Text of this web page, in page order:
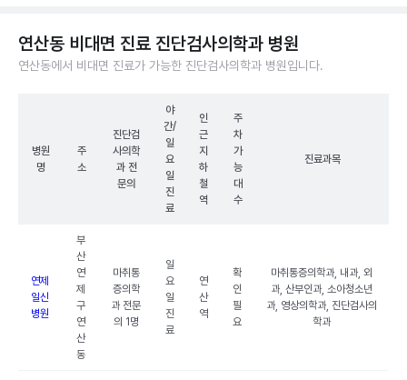
연산동 비대면 진료 진단검사의학과 병원
연산동에서 비대면 진료가 가능한 진단검사의학과 병원입니다.
병원
명
주
소
진단검
사의학
과 전
문의
야
간/
일
요
일
진
료
인
근
지
하
철
역
주
차
가
능
대
수
진료과목
연제
일신
병원
부
산
연
제
구
연
산
동
마취통
증의학
과 전문
의 1명
일
요
일
진
료
연
산
역
확
인
필
요
마취통증의학과, 내과, 외
과, 산부인과, 소아청소년
과, 영상의학과, 진단검사의
학과